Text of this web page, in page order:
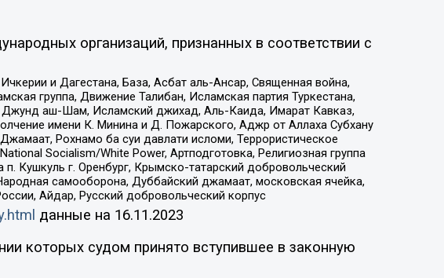
организаций, признанных в соответствии с
и Дагестана, База, Асбат аль-Ансар, Священная война,
группа, Движение Талибан, Исламская партия Туркестана,
аш-Шам, Исламский джихад, Аль-Каида, Имарат Кавказ,
имени К. Минина и Д. Пожарского, Аджр от Аллаха Субхану
Рохнамо ба суи давлати исломи, Террористическое
Socialism/White Power, Артподготовка, Религиозная группа
Кушкуль г. Оренбург, Крымско-татарский добровольческий
самооборона, Дуббайский джамаат, московская ячейка,
Айдар, Русский добровольческий корпус
данные на 16.11.2023
которых судом принято вступившее в законную